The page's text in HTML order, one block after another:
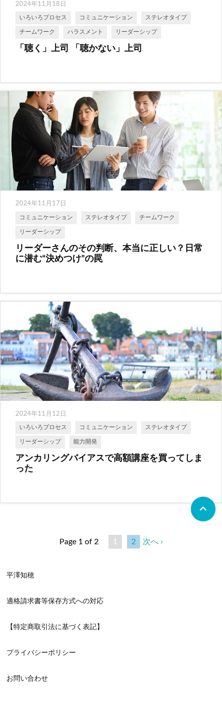
2024年11月18日
いろいろプロセス コミュニケーション ステレオタイプ
チームワーク ハラスメント リーダーシップ
「聴く」上司 「聴かない」上司
2024年11月17日
コミュニケーション ステレオタイプ チームワーク
リーダーシップ
リーダーさんのその判断、本当に正しい？日常
に潜む“決めつけ”の罠
2024年11月12日
いろいろプロセス コミュニケーション ステレオタイプ
リーダーシップ 能力開発
アンカリングバイアスで高額講座を買ってしま
った
Page 1 of 2 1 2 次へ ›
平澤知穂
適格請求書等保存方式への対応
【特定商取引法に基づく表記】
プライバシーポリシー
お問い合わせ